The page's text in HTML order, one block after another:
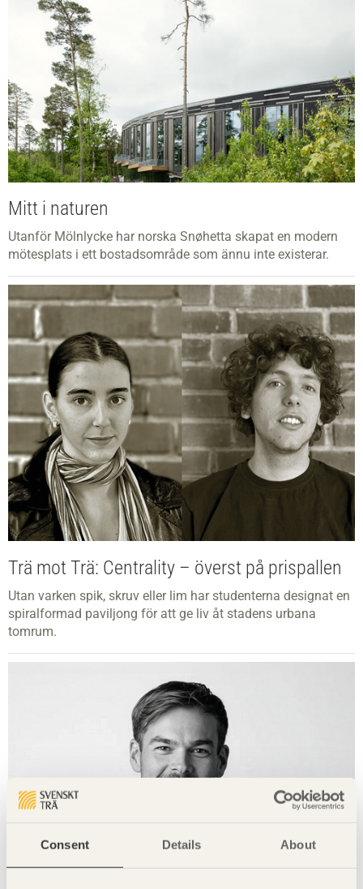
Consent Details About
Mitt i naturen
Utanför Mölnlycke har norska Snøhetta skapat en modern
mötesplats i ett bostadsområde som ännu inte existerar.
Trä mot Trä: Centrality – överst på prispallen
Utan varken spik, skruv eller lim har studenterna designat en
spiralformad paviljong för att ge liv åt stadens urbana
tomrum.